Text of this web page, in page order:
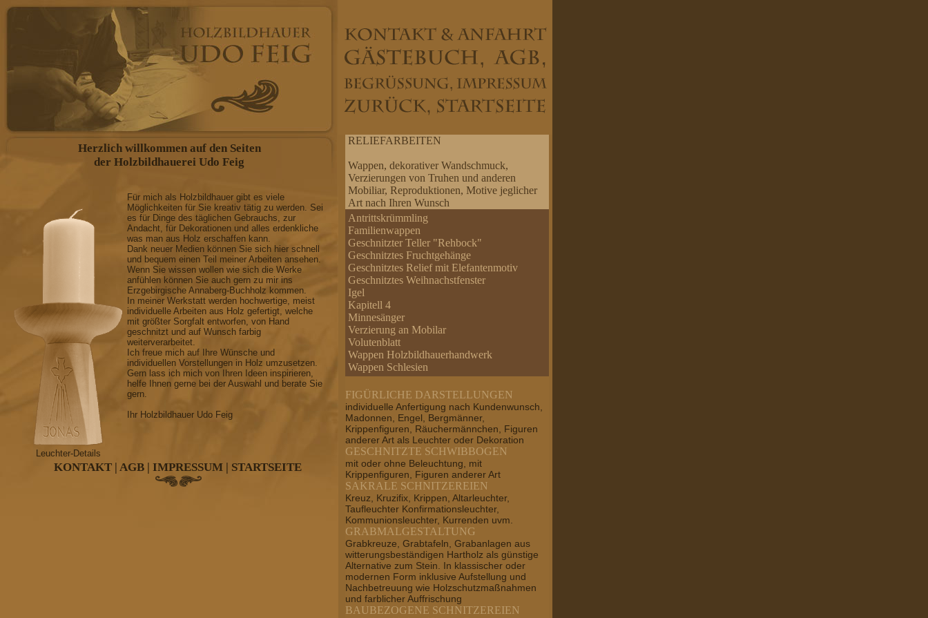
RELIEFARBEITEN
Wappen, dekorativer Wandschmuck,
Verzierungen von Truhen und anderen
Mobiliar, Reproduktionen, Motive jeglicher
Art nach Ihren Wunsch
Antrittskrümmling
Familienwappen
Geschnitzter Teller "Rehbock"
Geschnitztes Fruchtgehänge
Geschnitztes Relief mit Elefantenmotiv
Geschnitztes Weihnachstfenster
Igel
Kapitell 4
Minnesänger
Verzierung an Mobilar
Volutenblatt
Wappen Holzbildhauerhandwerk
Wappen Schlesien
FIGÜRLICHE DARSTELLUNGEN
individuelle Anfertigung nach Kundenwunsch,
Madonnen, Engel, Bergmänner,
Krippenfiguren, Räuchermännchen, Figuren
anderer Art als Leuchter oder Dekoration
GESCHNITZTE SCHWIBBOGEN
mit oder ohne Beleuchtung, mit
Krippenfiguren, Figuren anderer Art
SAKRALE SCHNITZEREIEN
Kreuz, Kruzifix, Krippen, Altarleuchter,
Taufleuchter Konfirmationsleuchter,
Kommunionsleuchter, Kurrenden uvm.
GRABMALGESTALTUNG
Grabkreuze, Grabtafeln, Grabanlagen aus
witterungsbeständigen Hartholz als günstige
Alternative zum Stein. In klassischer oder
modernen Form inklusive Aufstellung und
Nachbetreuung wie Holzschutzmaßnahmen
und farblicher Auffrischung
BAUBEZOGENE SCHNITZEREIEN
Herzlich willkommen auf den Seiten
der Holzbildhauerei Udo Feig
Leuchter-Details
Für mich als Holzbildhauer gibt es viele
Möglichkeiten für Sie kreativ tätig zu werden. Sei
es für Dinge des täglichen Gebrauchs, zur
Andacht, für Dekorationen und alles erdenkliche
was man aus Holz erschaffen kann.
Dank neuer Medien können Sie sich hier schnell
und bequem einen Teil meiner Arbeiten ansehen.
Wenn Sie wissen wollen wie sich die Werke
anfühlen können Sie auch gern zu mir ins
Erzgebirgische Annaberg-Buchholz kommen.
In meiner Werkstatt werden hochwertige, meist
individuelle Arbeiten aus Holz gefertigt, welche
mit größter Sorgfalt entworfen, von Hand
geschnitzt und auf Wunsch farbig
weiterverarbeitet.
Ich freue mich auf Ihre Wünsche und
individuellen Vorstellungen in Holz umzusetzen.
Gern lass ich mich von Ihren Ideen inspirieren,
helfe Ihnen gerne bei der Auswahl und berate Sie
gern.
Ihr Holzbildhauer Udo Feig
KONTAKT | AGB | IMPRESSUM | STARTSEITE